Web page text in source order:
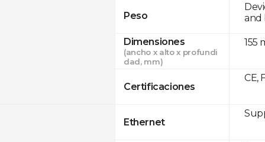
Peso
Dimensiones
(ancho x alto x profundi
dad, mm)
Certificaciones
Ethernet
and
155
CE,